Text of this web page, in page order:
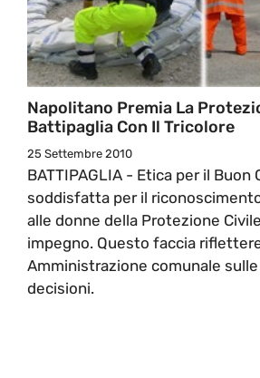
Napolitano Premia La
Battipaglia Con Il Tricolore
25 Settembre 2010
BATTIPAGLIA - Etica per il Buon
soddisfatta per il
alle donne della Protezione
impegno. Questo faccia
Amministrazione comunale
decisioni.